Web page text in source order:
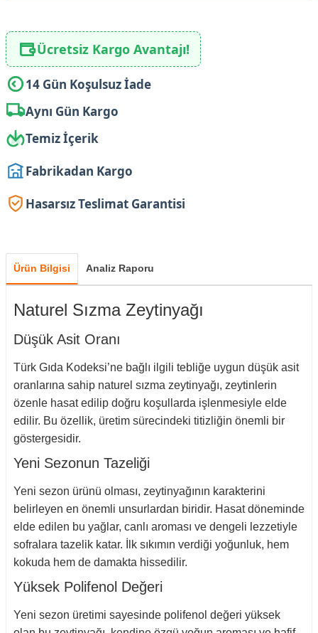
Ücretsiz Kargo Avantajı!
14 Gün Koşulsuz İade
Aynı Gün Kargo
Temiz İçerik
Fabrikadan Kargo
Hasarsız Teslimat Garantisi
Ürün Bilgisi Analiz Raporu
Naturel Sızma Zeytinyağı
Düşük Asit Oranı
Türk Gıda Kodeksi’ne bağlı ilgili tebliğe uygun düşük asit
oranlarına sahip naturel sızma zeytinyağı, zeytinlerin
özenle hasat edilip doğru koşullarda işlenmesiyle elde
edilir. Bu özellik, üretim sürecindeki titizliğin önemli bir
göstergesidir.
Yeni Sezonun Tazeliği
Yeni sezon ürünü olması, zeytinyağının karakterini
belirleyen en önemli unsurlardan biridir. Hasat döneminde
elde edilen bu yağlar, canlı aroması ve dengeli lezzetiyle
sofralara tazelik katar. İlk sıkımın verdiği yoğunluk, hem
kokuda hem de damakta hissedilir.
Yüksek Polifenol Değeri
Yeni sezon üretimi sayesinde polifenol değeri yüksek